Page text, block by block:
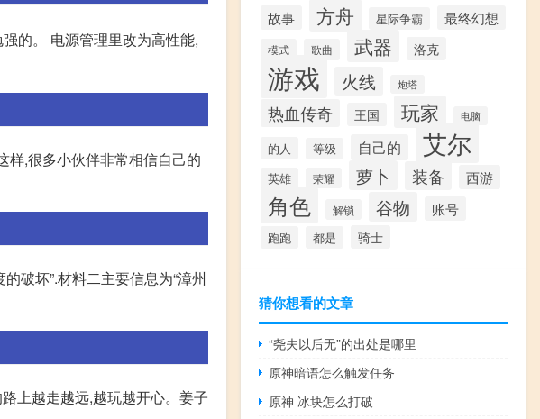
的。 电源管理里改为高性能,
样,很多小伙伴非常相信自己的
破坏”.材料二主要信息为“漳州
上越走越远,越玩越开心。姜子
故事 方舟 星际争霸 最终幻想
模式 歌曲 武器 洛克
游戏 火线 炮塔
热血传奇 王国 玩家 电脑
的人 等级 自己的 艾尔
英雄 荣耀 萝卜 装备 西游
角色 解锁 谷物 账号
跑跑 都是 骑士
猜你想看的文章
“尧夫以后无”的出处是哪里
原神暗语怎么触发任务
原神 冰块怎么打破